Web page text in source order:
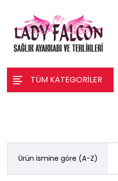
TÜM KATEGORİLER
Ürün ismine göre (A-Z)